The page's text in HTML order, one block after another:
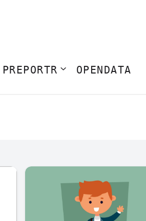
PREPORTR OPENDATA